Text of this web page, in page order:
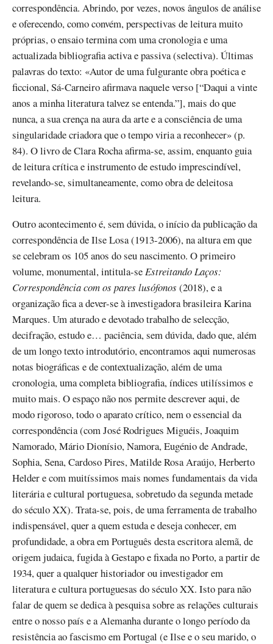
correspondência. Abrindo, por vezes, novos ângulos de análise
e oferecendo, como convém, perspectivas de leitura muito
próprias, o ensaio termina com uma cronologia e uma
actualizada bibliografia activa e passiva (selectiva). Últimas
palavras do texto: «Autor de uma fulgurante obra poética e
ficcional, Sá-Carneiro afirmava naquele verso [“Daqui a vinte
anos a minha literatura talvez se entenda.”], mais do que
nunca, a sua crença na aura da arte e a consciência de uma
singularidade criadora que o tempo viria a reconhecer» (p.
84). O livro de Clara Rocha afirma-se, assim, enquanto guia
de leitura crítica e instrumento de estudo imprescindível,
revelando-se, simultaneamente, como obra de deleitosa
leitura.
Outro acontecimento é, sem dúvida, o início da publicação da
correspondência de Ilse Losa (1913-2006), na altura em que
se celebram os 105 anos do seu nascimento. O primeiro
volume, monumental, intitula-seEstreitando Laços:
Correspondência com os pares lusófonos (2018), e a
organização fica a dever-se à investigadora brasileira Karina
Marques. Um aturado e devotado trabalho de selecção,
decifração, estudo e… paciência, sem dúvida, dado que, além
de um longo texto introdutório, encontramos aqui numerosas
notas biográficas e de contextualização, além de uma
cronologia, uma completa bibliografia, índices utilíssimos e
muito mais. O espaço não nos permite descrever aqui, de
modo rigoroso, todo o aparato crítico, nem o essencial da
correspondência (com José Rodrigues Miguéis, Joaquim
Namorado, Mário Dionísio, Namora, Eugénio de Andrade,
Sophia, Sena, Cardoso Pires, Matilde Rosa Araújo, Herberto
Helder e com muitíssimos mais nomes fundamentais da vida
literária e cultural portuguesa, sobretudo da segunda metade
do século XX). Trata-se, pois, de uma ferramenta de trabalho
indispensável, quer a quem estuda e deseja conhecer, em
profundidade, a obra em Português desta escritora alemã, de
origem judaica, fugida à Gestapo e fixada no Porto, a partir de
1934, quer a qualquer historiador ou investigador em
literatura e cultura portuguesas do século XX. Isto para não
falar de quem se dedica à pesquisa sobre as relações culturais
entre o nosso país e a Alemanha durante o longo período da
resistência ao fascismo em Portugal (e Ilse e o seu marido, o